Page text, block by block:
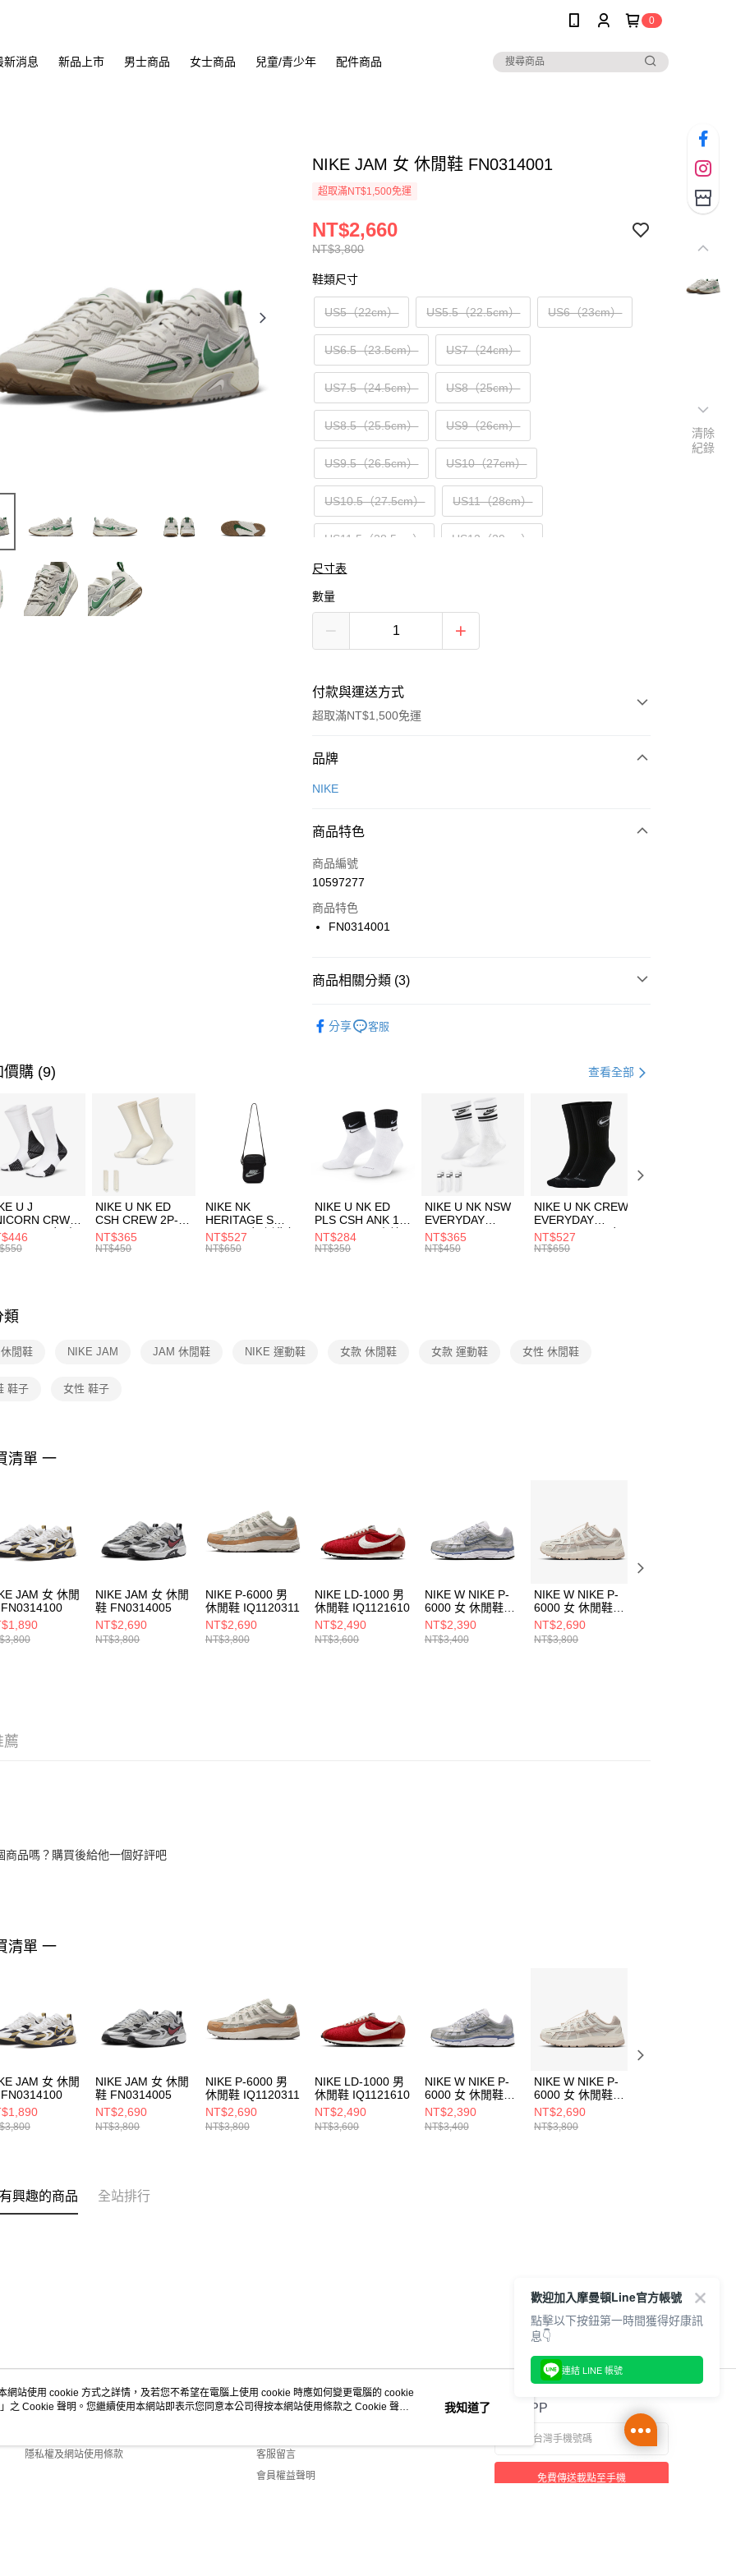
0
新消息 新品上市 男士商品 女士商品 兒童/青少年 配件商品
NIKE JAM 女 休閒鞋 FN0314001
超取滿NT$1,500免運
NT$3,800
NT$2,660
鞋類尺寸
US5（22cm） US5.5（22.5cm） US6（23cm）
US6.5（23.5cm） US7（24cm）
US7.5（24.5cm） US8（25cm）
US8.5（25.5cm） US9（26cm）
US9.5（26.5cm） US10（27cm）
US10.5（27.5cm） US11（28cm）
US11.5（28.5cm） US12（29cm）
US12.5（29.5cm）
US13.5（30.5cm）
尺寸表
數量
付款與運送方式
超取滿NT$1,500免運
付款方式
信用卡一次付款
合作金庫商業銀行
華南商業銀行
上海商業儲蓄銀行
國泰世華商業銀行
聯邦商業銀行
台新國際商業銀行
LINE Pay
Apple Pay
【關於「AFTEE先享後付」】
３．安心：先確認商品／服務後，再付款。
【「AFTEE先享後付」結帳流程】
１．於結帳方式選擇「AFTEE先享後付」後，將跳轉至「AFTEE先享後
付」結帳頁面，進行簡訊認證並確認金額後，即可完成結帳。
２．訂單成立數日內，您將收到繳費通知簡訊。
３．收到繳費通知簡訊後14天內，點擊此簡訊中的連結，可透過四大超商
／ATM／網路銀行／等多元方式進行付款，方視為交易完成。
※ 請注意：結帳手續完成當下不需立刻繳費，但若您需要取消訂單，請聯
絡購買商品的店家。未經商家同意取消之訂單仍視為有效，需透過AFTEE
先享後付繳納相關費用。
１．透過由恩沛科技股份有限公司提供之「AFTEE先享後付」服務完成之
交易，需依本服務之必要範圍內提供個人資料，並將交易相關給付款項請
形，恩沛科技股份有限公司將有權停止該用戶之使用額度並採取法律行
每筆NT$100，滿NT$1,500(含以上)免運費
每筆NT$100，滿NT$1,500(含以上)免運費
付款後門市自取
每筆NT$100，滿NT$1,500(含以上)免運費
品牌
NIKE
商品特色
商品編號
10597277
商品特色
FN0314001
商品相關分類 (3)
分享 客服
價購 (9) 查看全部
U J
CRW
-160 男女 中
FZ3393100
NIKE U NK ED
CSH CREW 2P-
144 EMBRDY 男
女 短統襪
NT$365
NT$450
NIKE NK
HERITAGE S
SMIT 男女 側背包
BA5871010
NT$527
NT$650
NIKE U NK ED
PLS CSH ANK 1P
144 DBL 男 中統
襪 DH4058104
NT$284
NT$350
NIKE U NK NSW
EVERYDAY
ESSENTIAL CR
男女 短統襪
NT$365
NT$450
NIKE U NK CREW
EVERYDAY
BBALL 3PR 男女
長統襪
NT$527
NT$650
類
閒鞋 NIKE JAM JAM 休閒鞋 NIKE 運動鞋 女款 休閒鞋 女款 運動鞋 女性 休閒鞋
鞋子 女性 鞋子
清單 一
JAM 女 休閒
NIKE JAM 女 休閒
鞋 FN0314005
NT$2,690
NT$3,800
NIKE P-6000 男
休閒鞋 IQ1120311
NT$2,690
NT$3,800
NIKE LD-1000 男
休閒鞋 IQ1121610
NT$2,490
NT$3,600
NIKE W NIKE P-
6000 女 休閒鞋
BV1021014
NT$2,390
NT$3,400
NIKE W NIKE P-
6000 女 休閒鞋
IM5237100
NT$2,690
NT$3,800
薦
商品嗎？購買後給他一個好評吧
清單 一
JAM 女 休閒
NIKE JAM 女 休閒
鞋 FN0314005
NT$2,690
NT$3,800
NIKE P-6000 男
休閒鞋 IQ1120311
NT$2,690
NT$3,800
NIKE LD-1000 男
休閒鞋 IQ1121610
NT$2,490
NT$3,600
NIKE W NIKE P-
6000 女 休閒鞋
BV1021014
NT$2,390
NT$3,400
NIKE W NIKE P-
6000 女 休閒鞋
IM5237100
NT$2,690
NT$3,800
興趣的商品 全站排行
關於我們
隱私權及網站使用條款
客服資訊
客服留言
會員權益聲明
官方APP
免費傳送載點至手機
清除
紀錄
網站使用 cookie 方式之詳情，及若您不希望在電腦上使用 cookie 時應如何變更電腦的 cookie
」之 Cookie 聲明。您繼續使用本網站即表示您同意本公司得按本網站使用條款之 Cookie 聲明
我知道了
歡迎加入摩曼頓Line官方帳號
點擊以下按鈕第一時間獲得好康訊
息👇
連結 LINE 帳號